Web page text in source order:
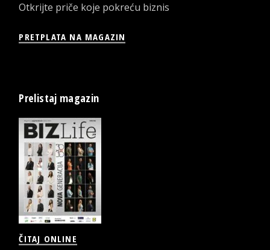
Otkrijte priče koje pokreću biznis
PRETPLATA NA MAGAZIN
Prelistaj magazin
ČITAJ ONLINE